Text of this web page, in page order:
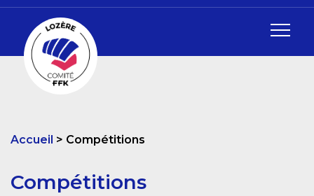
Accueil Compétitions
Compétitions